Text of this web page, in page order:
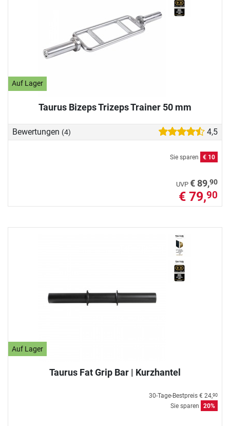
Auf Lager
Taurus Bizeps Trizeps Trainer 50 mm
Bewertungen (4) 4,5
Sie sparen € 10
UVP € 89,90
€ 79,90
Auf Lager
Taurus Fat Grip Bar | Kurzhantel
30-Tage-Bestpreis € 24,90
Sie sparen 20%